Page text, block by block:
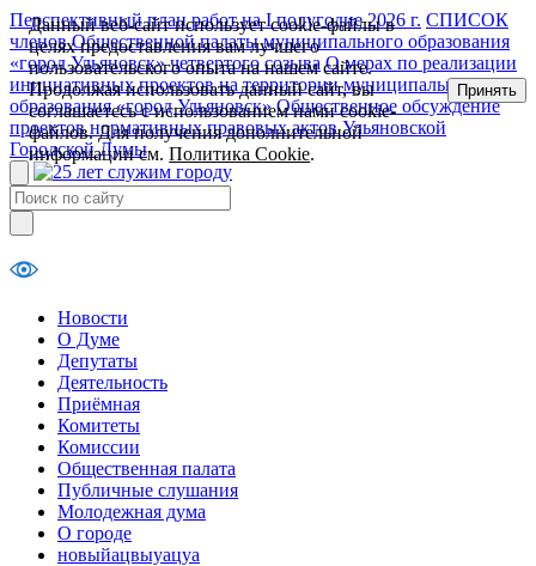
Перспективный план работ на I полугодие 2026 г. СПИСОК
членов Общественной палаты муниципального образования
«город Ульяновск» четвертого созыва О мерах по реализации
инициативных проектов на территории муниципального
образования «город Ульяновск» Общественное обсуждение
проектов нормативных правовых актов Ульяновской
Городской Думы
Новости
О Думе
Депутаты
Деятельность
Приёмная
Комитеты
Комиссии
Общественная палата
Публичные слушания
Молодежная дума
О городе
новыйацвыуацуа
Данный веб-сайт использует cookie-файлы в
целях предоставления вам лучшего
пользовательского опыта на нашем сайте.
Продолжая использовать данный сайт, вы
соглашаетесь с использованием нами cookie-
файлов. Для получения дополнительной
информации см.Политика Cookie.
Принять